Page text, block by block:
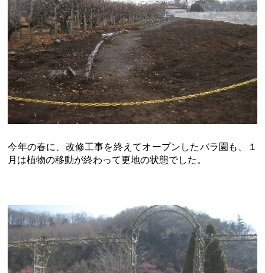
今年の春に、改修工事を終えてオープンしたバラ園も、１
月は植物の移動が終わって更地の状態でした。